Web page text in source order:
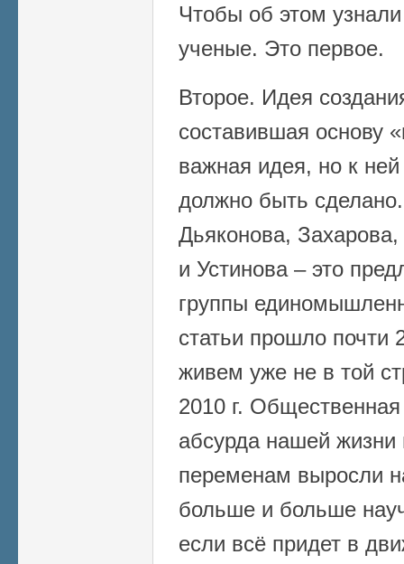
Чтобы об этом
ученые. Это первое.
Второе. Идея
составившая основу
важная идея, но к
должно быть
Дьяконова,
и Устинова – это
группы
статьи прошло почти
живем уже не в той
2010 г.
абсурда нашей жизни
переменам выросли
больше и больше
если всё придет в